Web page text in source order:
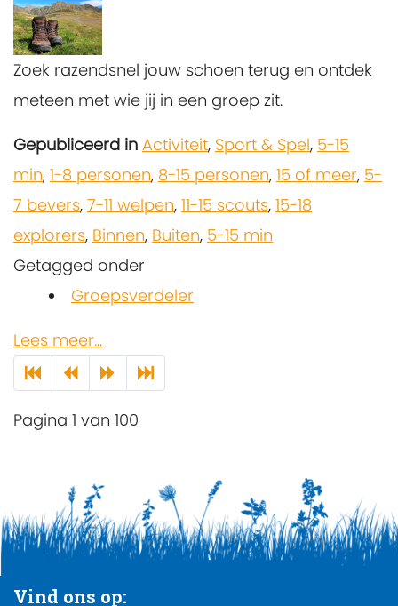
Zoek razendsnel jouw schoen terug en ontdek
meteen met wie jij in een groep zit.
Gepubliceerd in Activiteit, Sport & Spel, 5-15
min, 1-8 personen, 8-15 personen, 15 of meer, 5-
7 bevers, 7-11 welpen, 11-15 scouts, 15-18
explorers, Binnen, Buiten, 5-15 min
Getagged onder
Groepsverdeler
Lees meer...
Pagina 1 van 100
Vind ons op: